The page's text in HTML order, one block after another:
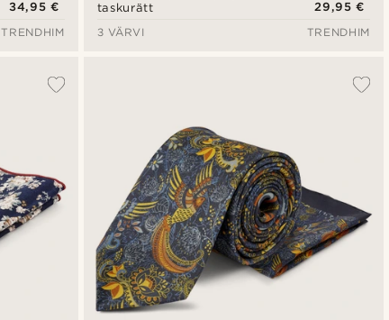
34,95 €
TRENDHIM
taskurätt
29,95 €
3 VÄRVI TRENDHIM